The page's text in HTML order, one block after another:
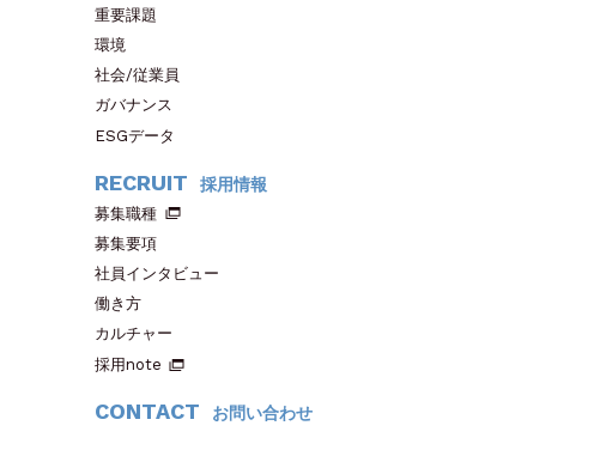
重要課題
環境
社会/従業員
ガバナンス
ESGデータ
RECRUIT 採用情報
募集職種
募集要項
社員インタビュー
働き方
カルチャー
採用note
CONTACT お問い合わせ